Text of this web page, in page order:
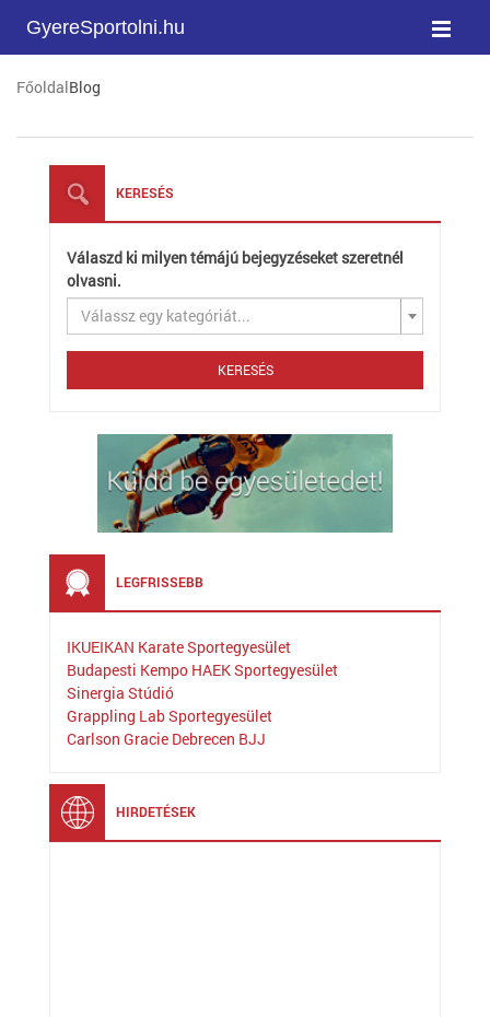
GyereSportolni.hu
FőoldalBlog
KERESÉS
Válaszd ki milyen témájú bejegyzéseket szeretnél
olvasni.
Válassz egy kategóriát...
LEGFRISSEBB
IKUEIKAN Karate Sportegyesület
Budapesti Kempo HAEK Sportegyesület
Sinergia Stúdió
Grappling Lab Sportegyesület
Carlson Gracie Debrecen BJJ
HIRDETÉSEK